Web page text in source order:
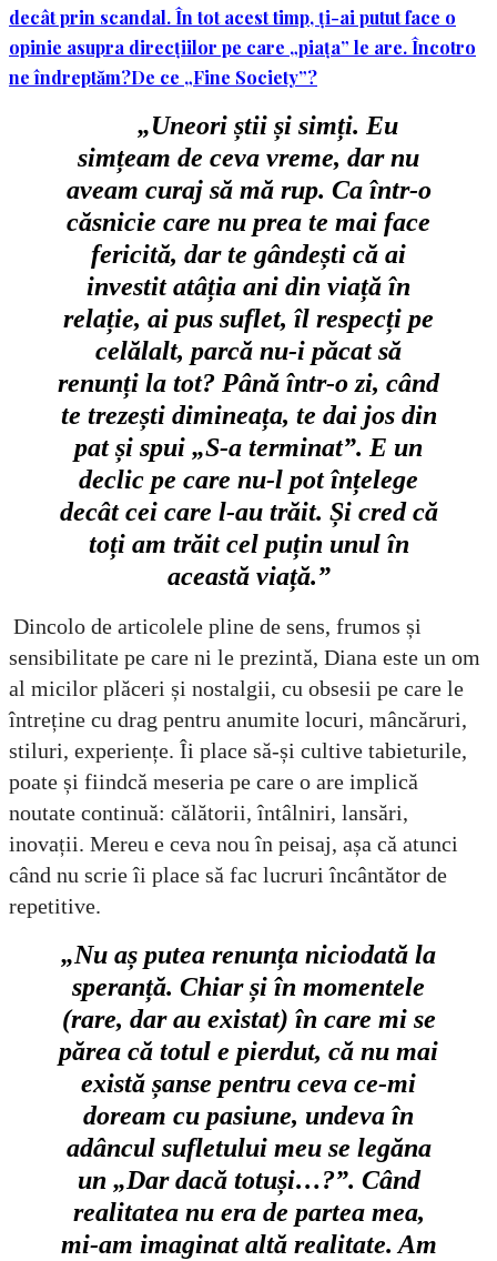
decât prin scandal. În tot acest timp, ți-ai putut face o
opinie asupra direcțiilor pe care „piața” le are. Încotro
ne îndreptăm?De ce „Fine Society”?
„Uneori știi și simți. Eu
simțeam de ceva vreme, dar nu
aveam curaj să mă rup. Ca într-o
căsnicie care nu prea te mai face
fericită, dar te gândești că ai
investit atâția ani din viață în
relație, ai pus suflet, îl respecți pe
celălalt, parcă nu-i păcat să
renunți la tot? Până într-o zi, când
te trezești dimineața, te dai jos din
pat și spui „S-a terminat”. E un
declic pe care nu-l pot înțelege
decât cei care l-au trăit. Și cred că
toți am trăit cel puțin unul în
această viață.”
Dincolo de articolele pline de sens, frumos și
sensibilitate pe care ni le prezintă, Diana este un om
al micilor plăceri și nostalgii, cu obsesii pe care le
întreține cu drag pentru anumite locuri, mâncăruri,
stiluri, experiențe. Îi place să-și cultive tabieturile,
poate și fiindcă meseria pe care o are implică
noutate continuă: călătorii, întâlniri, lansări,
inovații. Mereu e ceva nou în peisaj, așa că atunci
când nu scrie îi place să fac lucruri încântător de
repetitive.
„Nu aș putea renunța niciodată la
speranță. Chiar și în momentele
(rare, dar au existat) în care mi se
părea că totul e pierdut, că nu mai
există șanse pentru ceva ce-mi
doream cu pasiune, undeva în
adâncul sufletului meu se legăna
un „Dar dacă totuși…?”. Când
realitatea nu era de partea mea,
mi-am imaginat altă realitate. Am